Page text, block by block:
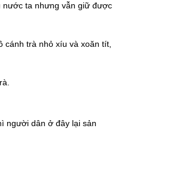
nước ta nhưng vẫn giữ được
trà nhỏ xíu và xoăn tít,
người dân ở đây lại sản